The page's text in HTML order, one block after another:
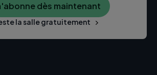
dès maintenant
la salle gratuitement